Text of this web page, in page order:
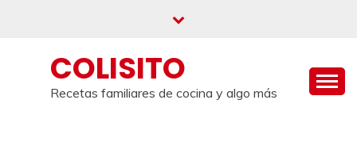
COLISITO
Recetas familiares de cocina y algo más